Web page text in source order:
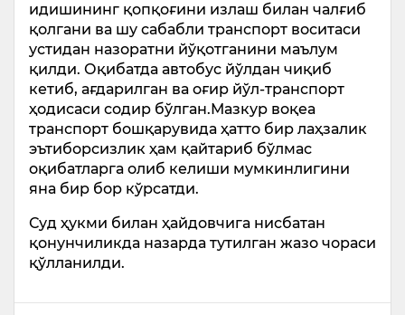
идишининг қопқоғини излаш билан чалғиб
қолгани ва шу сабабли транспорт воситаси
устидан назоратни йўқотганини маълум
қилди. Оқибатда автобус йўлдан чиқиб
кетиб, ағдарилган ва оғир йўл-транспорт
ҳодисаси содир бўлган.Мазкур воқеа
транспорт бошқарувида ҳатто бир лаҳзалик
эътиборсизлик ҳам қайтариб бўлмас
оқибатларга олиб келиши мумкинлигини
яна бир бор кўрсатди.
Суд ҳукми билан ҳайдовчига нисбатан
қонунчиликда назарда тутилган жазо чораси
қўлланилди.